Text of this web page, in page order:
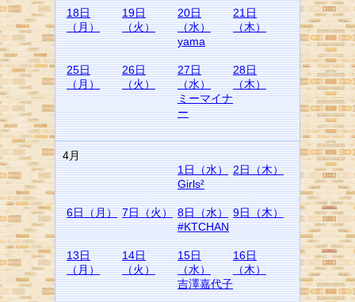
18日
（月）
19日
（火）
20日
（水）
yama
21日
（木）
25日
（月）
26日
（火）
27日
（水）
ミーマイナ
ー
28日
（木）
4月
1日（水）
Girls²
2日（木）
6日（月） 7日（火） 8日（水）
#KTCHAN
9日（木）
13日
（月）
14日
（火）
15日
（水）
吉澤嘉代子
16日
（木）